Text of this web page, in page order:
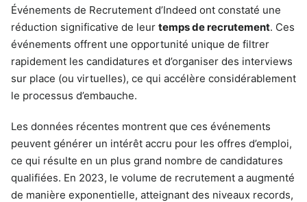
Événements de Recrutement d’Indeed ont constaté une
réduction significative de leur temps de recrutement. Ces
événements offrent une opportunité unique de filtrer
rapidement les candidatures et d’organiser des interviews
sur place (ou virtuelles), ce qui accélère considérablement
le processus d’embauche.
Les données récentes montrent que ces événements
peuvent générer un intérêt accru pour les offres d’emploi,
ce qui résulte en un plus grand nombre de candidatures
qualifiées. En 2023, le volume de recrutement a augmenté
de manière exponentielle, atteignant des niveaux records,